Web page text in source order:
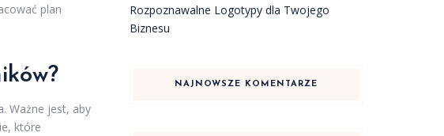
plan
Ważne jest, aby
które
Rozpoznawalne Logotypy dla Twojego
Biznesu
NAJNOWSZE KOMENTARZE